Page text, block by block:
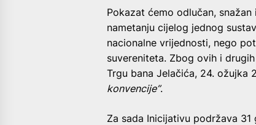
Pokazat ćemo odlučan,
nametanju cijelog jednog
nacionalne vrijednosti, nego
suvereniteta. Zbog ovih i
Trgu bana Jelačića, 24. ožujka
konvencije”.
Za sada Inicijativu podržava